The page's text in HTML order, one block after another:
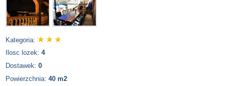
Kategoria:
Ilosc lozek: 4
Dostawek: 0
Powierzchnia: 40 m2